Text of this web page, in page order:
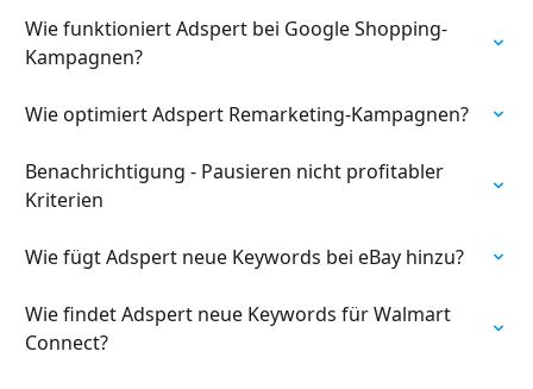
Wie funktioniert Adspert bei Google Shopping-
Kampagnen?
Wie optimiert Adspert Remarketing-Kampagnen?
Benachrichtigung - Pausieren nicht profitabler
Kriterien
Wie fügt Adspert neue Keywords bei eBay hinzu?
Wie findet Adspert neue Keywords für Walmart
Connect?